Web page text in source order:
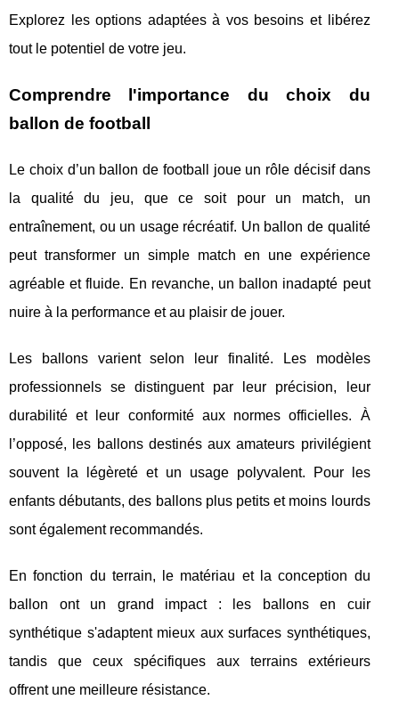
Explorez les options adaptées à vos besoins et libérez
tout le potentiel de votre jeu.
Comprendre l'importance du choix du
ballon de football
Le choix d’un ballon de football joue un rôle décisif dans
la qualité du jeu, que ce soit pour un match, un
entraînement, ou un usage récréatif. Un ballon de qualité
peut transformer un simple match en une expérience
agréable et fluide. En revanche, un ballon inadapté peut
nuire à la performance et au plaisir de jouer.
Les ballons varient selon leur finalité. Les modèles
professionnels se distinguent par leur précision, leur
durabilité et leur conformité aux normes officielles. À
l’opposé, les ballons destinés aux amateurs privilégient
souvent la légèreté et un usage polyvalent. Pour les
enfants débutants, des ballons plus petits et moins lourds
sont également recommandés.
En fonction du terrain, le matériau et la conception du
ballon ont un grand impact : les ballons en cuir
synthétique s'adaptent mieux aux surfaces synthétiques,
tandis que ceux spécifiques aux terrains extérieurs
offrent une meilleure résistance.